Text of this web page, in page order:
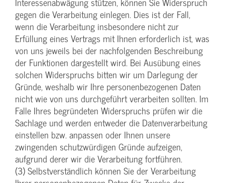
gegen die Verarbeitung einlegen. Dies ist der Fall,
wenn die Verarbeitung insbesondere nicht zur
Erfüllung eines Vertrags mit Ihnen erforderlich ist, was
von uns jeweils bei der nachfolgenden Beschreibung
der Funktionen dargestellt wird. Bei Ausübung eines
solchen Widerspruchs bitten wir um Darlegung der
Gründe, weshalb wir Ihre personenbezogenen Daten
nicht wie von uns durchgeführt verarbeiten sollten. Im
Falle Ihres begründeten Widerspruchs prüfen wir die
Sachlage und werden entweder die Datenverarbeitung
einstellen bzw. anpassen oder Ihnen unsere
zwingenden schutzwürdigen Gründe aufzeigen,
aufgrund derer wir die Verarbeitung fortführen.
(3) Selbstverständlich können Sie der Verarbeitung